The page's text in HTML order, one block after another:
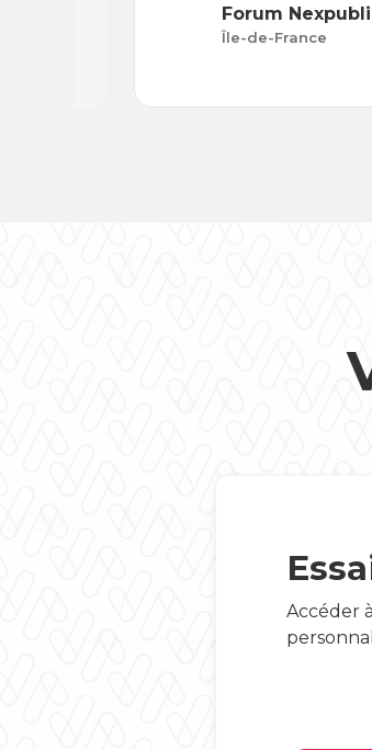
Forum
Île-de-France
Accéder